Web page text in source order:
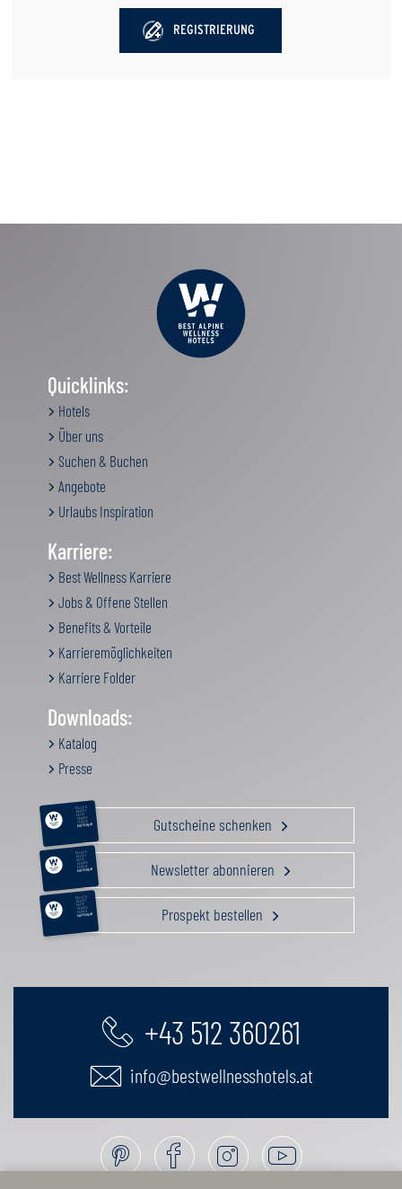
REGISTRIERUNG
Quicklinks:
Hotels
Über uns
Suchen & Buchen
Angebote
Urlaubs Inspiration
Karriere:
Best Wellness Karriere
Jobs & Offene Stellen
Benefits & Vorteile
Karrieremöglichkeiten
Karriere Folder
Downloads:
Katalog
Presse
RELAX &
BEAUTY
AKTIV
GENUSS
FAMILIE
GUTSCHEIN Gutscheine schenken
RELAX &
BEAUTY
AKTIV
GENUSS
FAMILIE
GUTSCHEIN Newsletter abonnieren
RELAX &
BEAUTY
AKTIV
GENUSS
FAMILIE
GUTSCHEIN Prospekt bestellen
+43 512 360261
info@bestwellnesshotels.at